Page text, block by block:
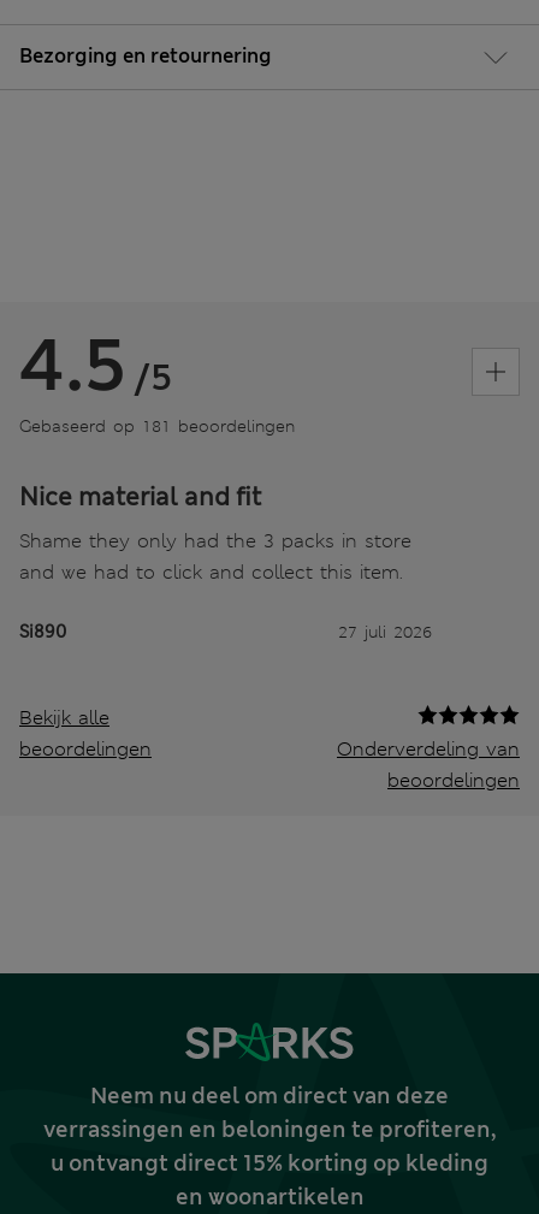
Bezorging en retournering
4.5 /5
Gebaseerd op 181 beoordelingen
Nice material and fit
Shame they only had the 3 packs in store
and we had to click and collect this item.
Si890 27 juli 2026
Bekijk alle
beoordelingen
Onderverdeling van
beoordelingen
Neem nu deel om direct van deze
verrassingen en beloningen te profiteren,
u ontvangt direct 15% korting op kleding
en woonartikelen